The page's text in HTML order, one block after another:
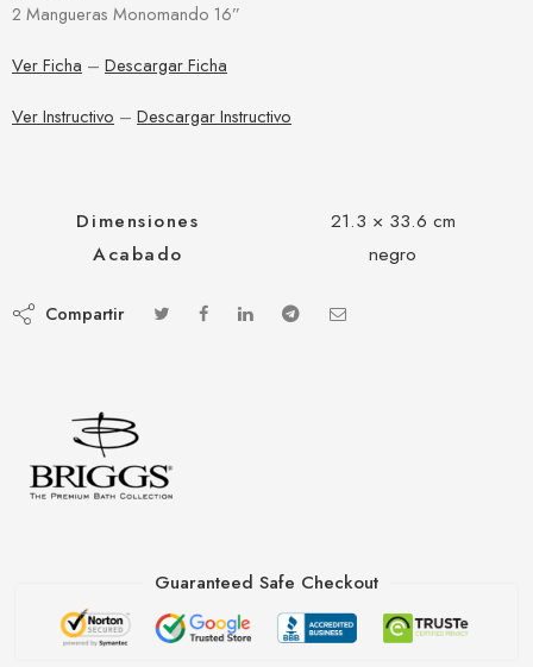
2 Mangueras Monomando 16”
Ver Ficha – Descargar Ficha
Ver Instructivo – Descargar Instructivo
Dimensiones
21.3 × 33.6 cm
Acabado
negro
Compartir
Guaranteed Safe Checkout